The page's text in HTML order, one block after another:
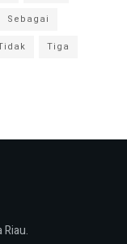
Sebagai
Tiga